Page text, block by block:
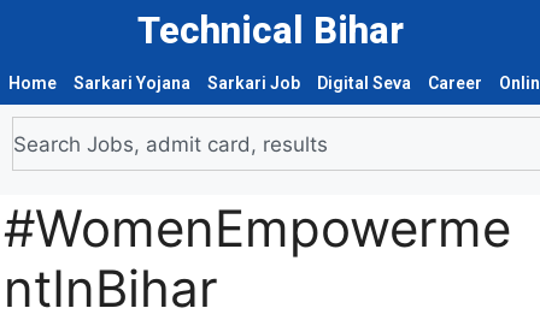
Technical Bihar
Home Sarkari Yojana Sarkari Job Digital Seva Career
#WomenEmpowerme
ntInBihar